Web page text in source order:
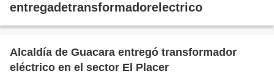
entregadetransformadorelectrico
Alcaldía de Guacara entregó transformador
eléctrico en el sector El Placer